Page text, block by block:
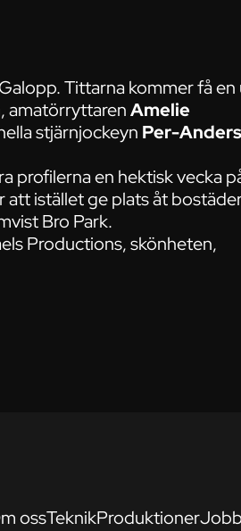
Tittarna kommer få en
, amatörryttarenAmelie
stjärnjockeyn Per-Anders
profilerna en hektisk vecka
att istället ge plats åt
Bro Park.
Productions, skönheten,
ossTeknikProduktioner